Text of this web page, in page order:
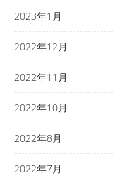
2023年1月
2022年12月
2022年11月
2022年10月
2022年8月
2022年7月